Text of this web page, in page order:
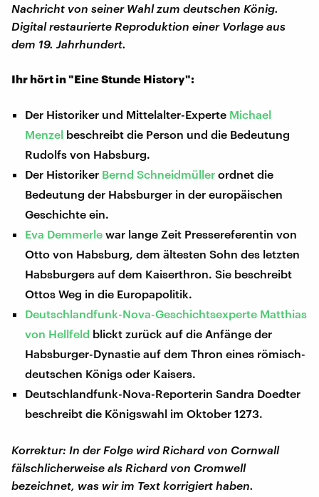
Nachricht von seiner Wahl zum deutschen König.
Digital restaurierte Reproduktion einer Vorlage aus
dem 19. Jahrhundert.
Ihr hört in "Eine Stunde History":
Der Historiker und Mittelalter-Experte Michael
Menzel beschreibt die Person und die Bedeutung
Rudolfs von Habsburg.
Der Historiker Bernd Schneidmüller ordnet die
Bedeutung der Habsburger in der europäischen
Geschichte ein.
Eva Demmerle war lange Zeit Pressereferentin von
Otto von Habsburg, dem ältesten Sohn des letzten
Habsburgers auf dem Kaiserthron. Sie beschreibt
Ottos Weg in die Europapolitik.
Deutschlandfunk-Nova-Geschichtsexperte Matthias
von Hellfeld blickt zurück auf die Anfänge der
Habsburger-Dynastie auf dem Thron eines römisch-
deutschen Königs oder Kaisers.
Deutschlandfunk-Nova-Reporterin Sandra Doedter
beschreibt die Königswahl im Oktober 1273.
Korrektur: In der Folge wird Richard von Cornwall
fälschlicherweise als Richard von Cromwell
bezeichnet, was wir im Text korrigiert haben.